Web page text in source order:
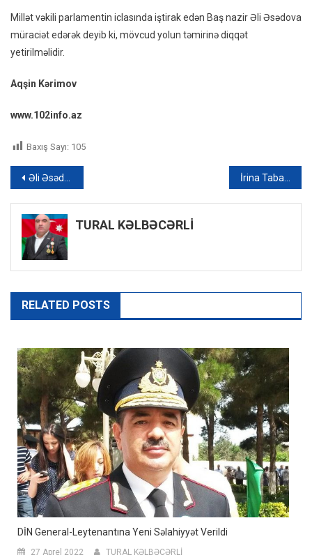
Millət vəkili parlamentin iclasında iştirak edən Baş nazir Əli Əsədova
müraciət edərək deyib ki, mövcud yolun təmirinə diqqət
yetirilməlidir.
Aqşin Kərimov
www.102info.az
Baxış Sayı: 105
Yazı
naviqasiyası
Əli Əsədov Milli Məclisdə hansı məsələlərdən danışdı? – Xəbərlərin 13:00 buraxılışı
TURAL KƏLBƏCƏRLİ
RELATED POSTS
DİN General-Leytenantına Yeni Səlahiyyət Verildi
27 Aprel 2022 TURAL KƏLBƏCƏRLİ